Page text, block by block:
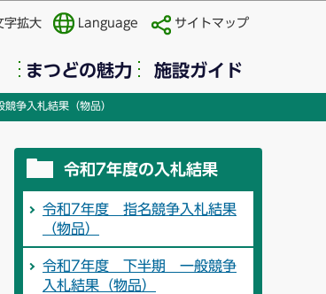
字拡大 Language サイトマップ
まつどの魅力 施設ガイド
争入札結果（物品）
令和7年度の入札結果
令和7年度 指名競争入札結果
（物品）
令和7年度 下半期 一般競争
入札結果（物品）